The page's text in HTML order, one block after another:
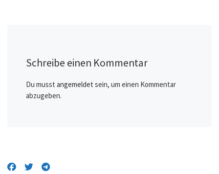
Schreibe einen Kommentar
Du musst angemeldet sein, um einen Kommentar
abzugeben.